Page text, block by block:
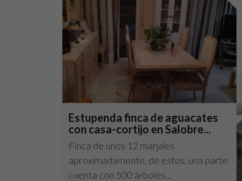
Estupenda finca de aguacates
con casa-cortijo en Salobre...
Finca de unos 12 marjales
aproximadamente, de estos, una parte
cuenta con 500 árboles...